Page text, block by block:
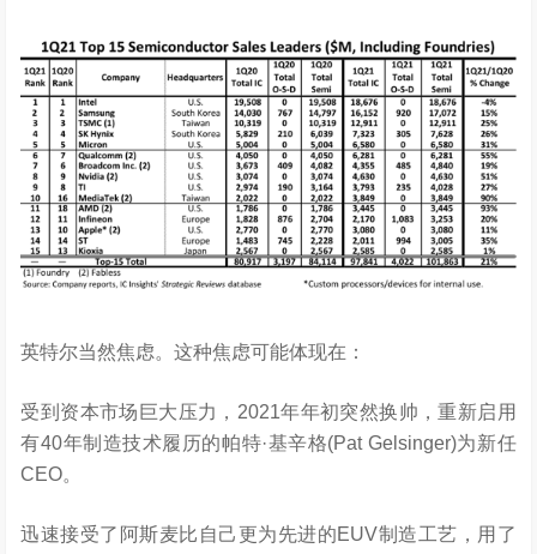
英特尔当然焦虑。这种焦虑可能体现在：
受到资本市场巨大压力，2021年年初突然换帅，重新启用
有40年制造技术履历的帕特·基辛格(Pat Gelsinger)为新任
CEO。
迅速接受了阿斯麦比自己更为先进的EUV制造工艺，用了